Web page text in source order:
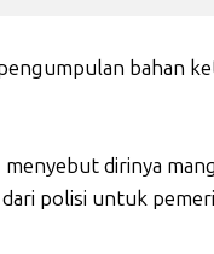
bahan
dirinya
polisi untuk